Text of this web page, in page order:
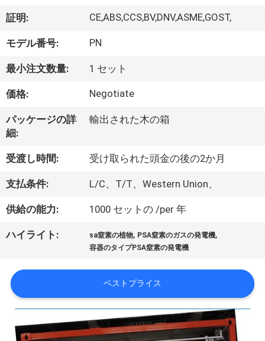
た
し
た
に
つ
い
て
工
場
学
品
証明: CE,ABS,CCS,BV,DNV,ASME,GOST,
モデル番号: PN
最小注文数量: 1 セット
価格: Negotiate
パッケージの詳
細:
輸出された木の箱
受渡し時間: 受け取られた頭金の後の2か月
支払条件: L/C、T/T、Western Union、
供給の能力: 1000 セットの /per 年
ハイライト: sa窒素の植物, PSA窒素のガスの発電機,
容器のタイプPSA窒素の発電機
ベストプライス